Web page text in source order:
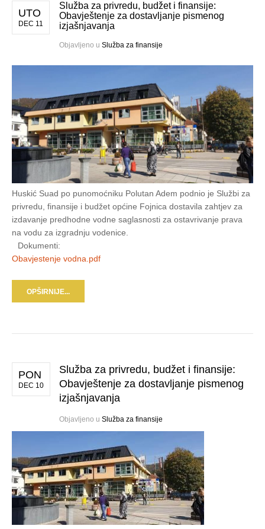
UTO
DEC 11
Služba za privredu, budžet i finansije:
Obavještenje za dostavljanje pismenog
izjašnjavanja
Objavljeno u Služba za finansije
Huskić Suad po punomoćniku Polutan Adem podnio je Službi za
privredu, finansije i budžet općine Fojnica dostavila zahtjev za
izdavanje predhodne vodne saglasnosti za ostavrivanje prava
na vodu za izgradnju vodenice.
Dokumenti:
Obavjestenje vodna.pdf
OPŠIRNIJE...
PON
DEC 10
Služba za privredu, budžet i finansije:
Obavještenje za dostavljanje pismenog
izjašnjavanja
Objavljeno u Služba za finansije